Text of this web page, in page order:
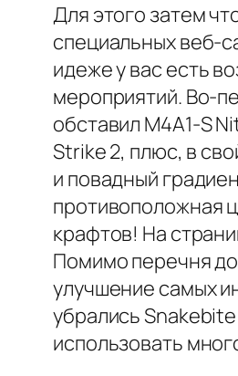
Для этого затем
специальных веб-
идеже у вас есть
мероприятий. Во-
обставил M4A1-S
Strike 2, плюс, в
и повадный
противоположная
крафтов! На
Помимо перечня
улучшение самых
убрались
использовать